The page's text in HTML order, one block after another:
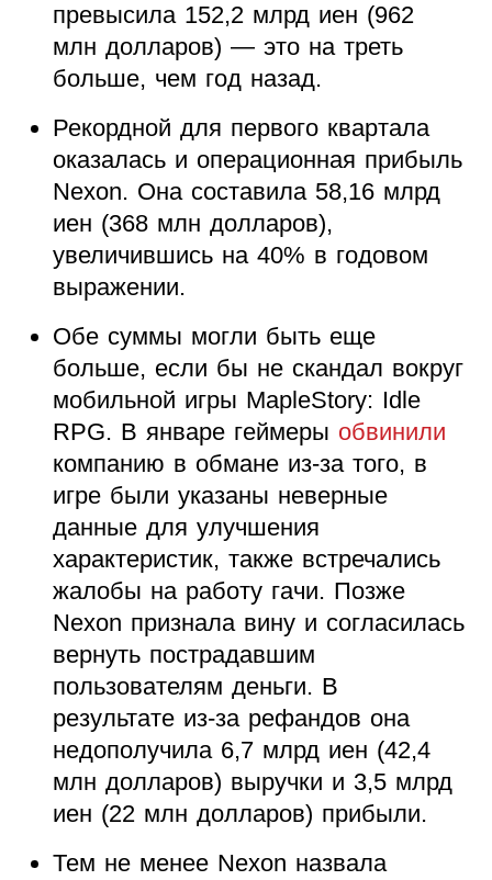
превысила 152,2 млрд иен (962
млн долларов) — это на треть
больше, чем год назад.
Рекордной для первого квартала
оказалась и операционная прибыль
Nexon. Она составила 58,16 млрд
иен (368 млн долларов),
увеличившись на 40% в годовом
выражении.
Обе суммы могли быть еще
больше, если бы не скандал вокруг
мобильной игры MapleStory: Idle
RPG. В январе геймеры обвинили
компанию в обмане из-за того, в
игре были указаны неверные
данные для улучшения
характеристик, также встречались
жалобы на работу гачи. Позже
Nexon признала вину и согласилась
вернуть пострадавшим
пользователям деньги. В
результате из-за рефандов она
недополучила 6,7 млрд иен (42,4
млн долларов) выручки и 3,5 млрд
иен (22 млн долларов) прибыли.
Тем не менее Nexon назвала